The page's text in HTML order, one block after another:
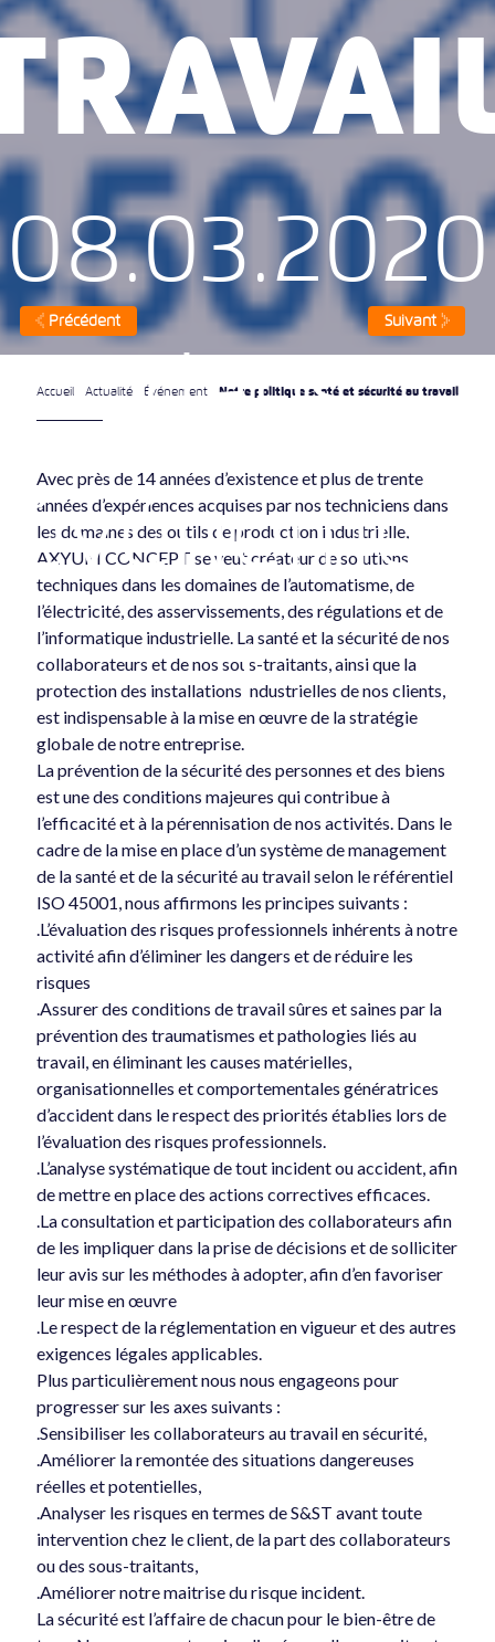
08.03.2020
dans
événemen
t
Précédent Suivant
Accueil Actualité Événement Notre politique santé et sécurité au travail
Avec près de 14 années d’existence et plus de trente
années d’expériences acquises par nos techniciens dans
les domaines des outils de production industrielle,
AXYUM CONCEPT se veut créateur de solutions
techniques dans les domaines de l’automatisme, de
l’électricité, des asservissements, des régulations et de
l’informatique industrielle. La santé et la sécurité de nos
collaborateurs et de nos sous-traitants, ainsi que la
protection des installations industrielles de nos clients,
est indispensable à la mise en œuvre de la stratégie
globale de notre entreprise.
La prévention de la sécurité des personnes et des biens
est une des conditions majeures qui contribue à
l’efficacité et à la pérennisation de nos activités. Dans le
cadre de la mise en place d’un système de management
de la santé et de la sécurité au travail selon le référentiel
ISO 45001, nous affirmons les principes suivants :
.L’évaluation des risques professionnels inhérents à notre
activité afin d’éliminer les dangers et de réduire les
risques
.Assurer des conditions de travail sûres et saines par la
prévention des traumatismes et pathologies liés au
travail, en éliminant les causes matérielles,
organisationnelles et comportementales génératrices
d’accident dans le respect des priorités établies lors de
l’évaluation des risques professionnels.
.L’analyse systématique de tout incident ou accident, afin
de mettre en place des actions correctives efficaces.
.La consultation et participation des collaborateurs afin
de les impliquer dans la prise de décisions et de solliciter
leur avis sur les méthodes à adopter, afin d’en favoriser
leur mise en œuvre
.Le respect de la réglementation en vigueur et des autres
exigences légales applicables.
Plus particulièrement nous nous engageons pour
progresser sur les axes suivants :
.Sensibiliser les collaborateurs au travail en sécurité,
.Améliorer la remontée des situations dangereuses
réelles et potentielles,
.Analyser les risques en termes de S&ST avant toute
intervention chez le client, de la part des collaborateurs
ou des sous-traitants,
.Améliorer notre maitrise du risque incident.
La sécurité est l’affaire de chacun pour le bien-être de